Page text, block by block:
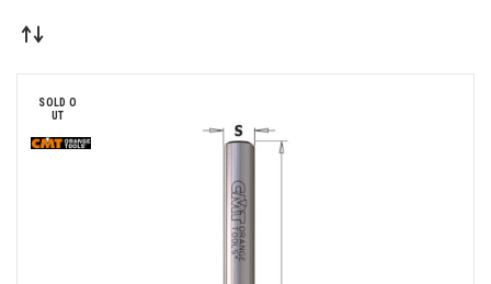
SOLD O
UT